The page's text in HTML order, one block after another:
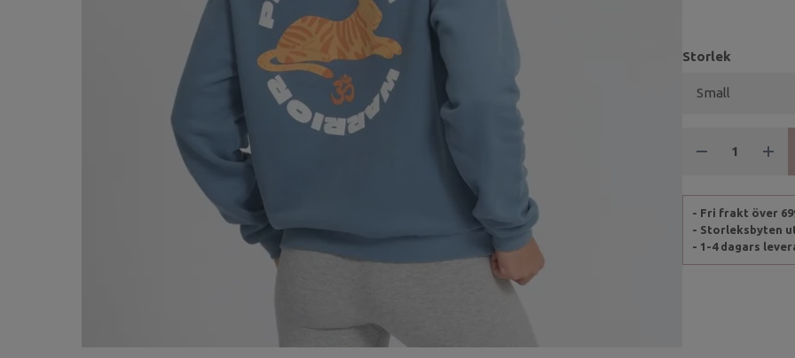
Storlek
- Fri frakt över
- Storleksbyten
- 1-4 dagars